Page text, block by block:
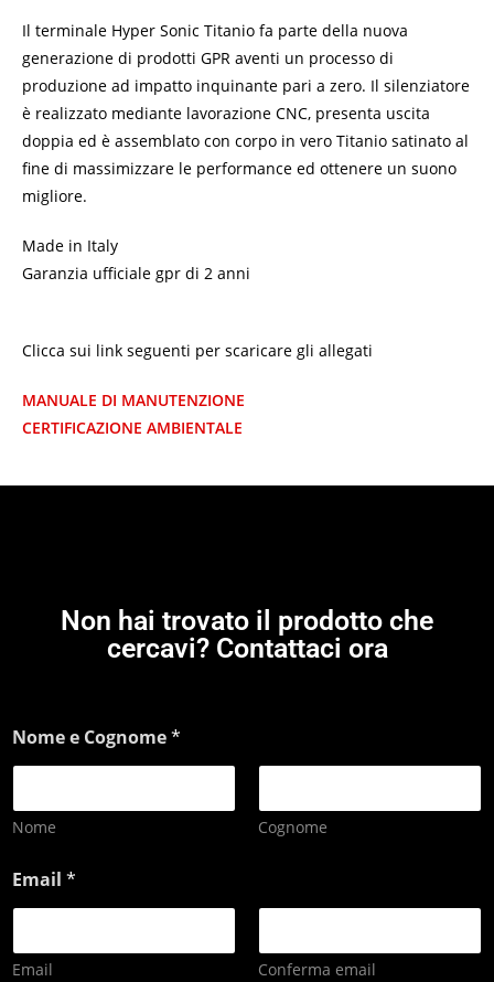
Il terminale Hyper Sonic Titanio fa parte della nuova
generazione di prodotti GPR aventi un processo di
produzione ad impatto inquinante pari a zero. Il silenziatore
è realizzato mediante lavorazione CNC, presenta uscita
doppia ed è assemblato con corpo in vero Titanio satinato al
fine di massimizzare le performance ed ottenere un suono
migliore.
Made in Italy
Garanzia ufficiale gpr di 2 anni
Clicca sui link seguenti per scaricare gli allegati
MANUALE DI MANUTENZIONE
CERTIFICAZIONE AMBIENTALE
Non hai trovato il prodotto che
cercavi? Contattaci ora
Nome e Cognome*
Nome Cognome
Email *
Email Conferma email